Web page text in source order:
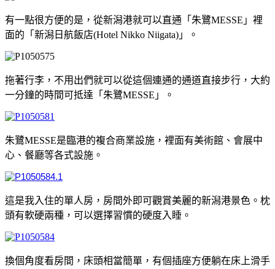
有一點很方便的是，從新潟港就可以直通「朱鷺MESSE」裡
面的「新潟日航飯店(Hotel Nikko Niigata)」。
拖著行李，不用出們就可以從這個連通的通道直接步行，大約
一分鐘的時間可抵達「朱鷺MESSE」。
朱鷺MESSE是臨港的複合商業設施，裡面有美術館、會展中
心、餐廳等各式設施。
這是我入住的單人房，房間外即可觀賞美麗的新潟港景色。枕
頭有軟硬兩種，可以選擇習慣的硬度入睡。
換個角度看房間，床頭相當簡單，有個插座方便躺在床上滑手